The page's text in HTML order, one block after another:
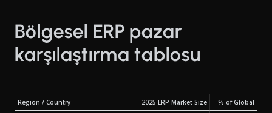
Bölgesel ERP pazar
karşılaştırma tablosu
Region / Country 2025 ERP Market Size % of Global